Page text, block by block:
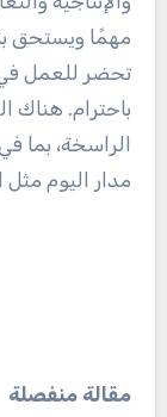
مهمًا ويستحق
تحضر للعمل في
باحترام. هناك
الراسخة، بما
مدار اليوم مثل
مقالة منفصلة